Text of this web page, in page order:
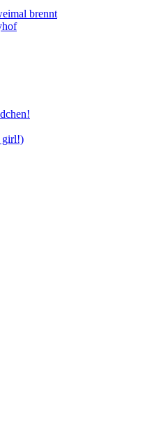
brennt
girl!)